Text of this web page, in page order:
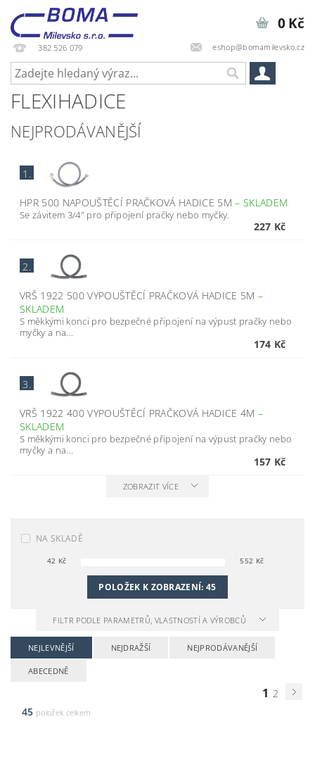
382 526 079 eshop@bomamilevsko.cz
0 Kč
FLEXIHADICE
NEJPRODÁVANĚJŠÍ
1.
HPR 500 NAPOUŠTĚCÍ PRAČKOVÁ HADICE 5M– SKLADEM
Se závitem 3/4" pro připojení pračky nebo myčky.
227 Kč
2.
VRŠ 1922 500 VYPOUŠTĚCÍ PRAČKOVÁ HADICE 5M –
SKLADEM
S měkkými konci pro bezpečné připojení na výpust pračky nebo
myčky a na...
174 Kč
3.
VRŠ 1922 400 VYPOUŠTĚCÍ PRAČKOVÁ HADICE 4M –
SKLADEM
S měkkými konci pro bezpečné připojení na výpust pračky nebo
myčky a na...
157 Kč
ZOBRAZIT VÍCE
NA SKLADĚ
42 Kč 552 Kč
POLOŽEK K ZOBRAZENÍ:45
FILTR PODLE PARAMETRŮ, VLASTNOSTÍ A VÝROBCŮ
NEJLEVNĚJŠÍ NEJDRAŽŠÍ NEJPRODÁVANĚJŠÍ
ABECEDNĚ
1 2
45 položek celkem